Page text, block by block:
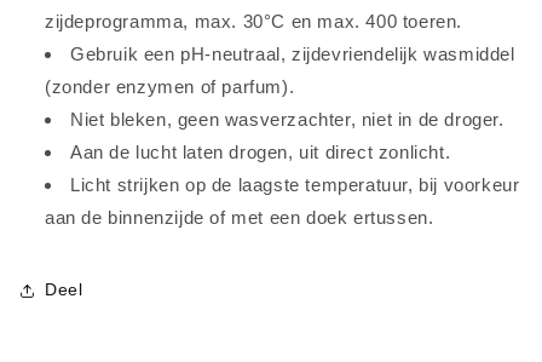
zijdeprogramma, max. 30°C en max. 400 toeren.
Gebruik een pH-neutraal, zijdevriendelijk wasmiddel
(zonder enzymen of parfum).
Niet bleken, geen wasverzachter, niet in de droger.
Aan de lucht laten drogen, uit direct zonlicht.
Licht strijken op de laagste temperatuur, bij voorkeur
aan de binnenzijde of met een doek ertussen.
Deel